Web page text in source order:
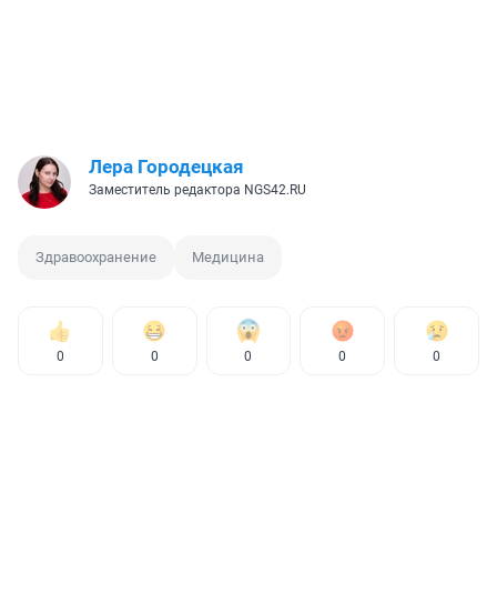
Лера Городецкая
Заместитель редактора NGS42.RU
Здравоохранение Медицина
0 0 0 0 0